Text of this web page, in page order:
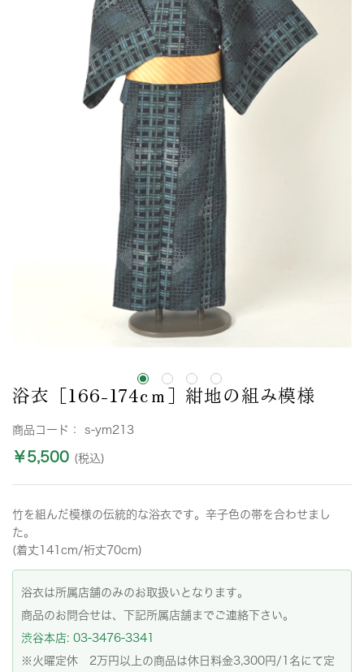
浴衣［166-174cｍ］紺地の組み模様
商品コード： s-ym213
￥5,500 (税込)
竹を組んだ模様の伝統的な浴衣です。辛子色の帯を合わせまし
た。
(着丈141cm/裄丈70cm)
浴衣は所属店舗のみのお取扱いとなります。
商品のお問合せは、下記所属店舗までご連絡下さい。
渋谷本店: 03-3476-3341
※火曜定休 2万円以上の商品は休日料金3,300円/1名にて定